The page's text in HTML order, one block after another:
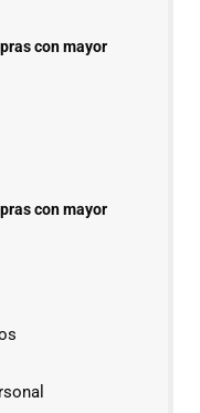
con mayor
con mayor